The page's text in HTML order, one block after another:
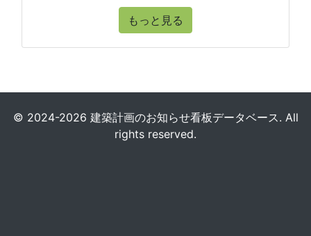
もっと見る
© 2024-2026 建築計画のお知らせ看板データベース. All
rights reserved.